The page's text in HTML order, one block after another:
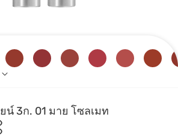
น์ 3ก. 01 มาย โซลเมท